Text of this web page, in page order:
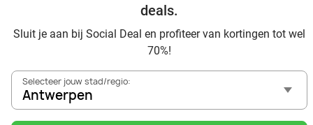
deals.
Sluit je aan bij Social Deal en profiteer van kortingen tot wel
70%!
Selecteer jouw stad/regio:
Antwerpen
in de beste dierentuin van Europa
Ontdek de beste restaurants in Antwerpen via Social Deal
Voordelig sushi scoren? Ontdek de beste sushi restaurants
in Antwerpen en omgeving
Schoonheidsspecialisten in Antwerpen: voordelige